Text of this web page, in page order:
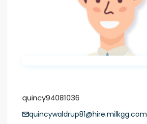
quincy94081036
quincywaldrup81@hire.milkgg.com